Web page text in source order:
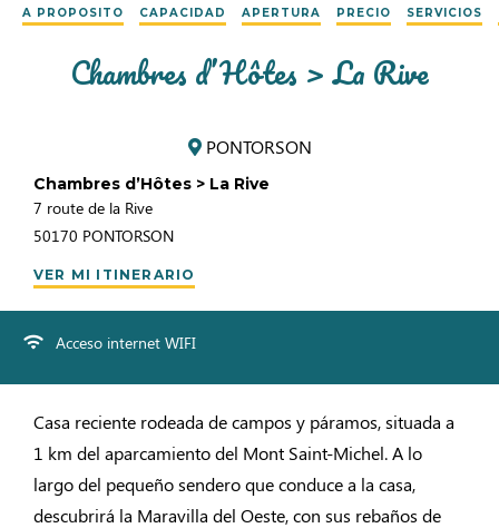
A PROPOSITO CAPACIDAD APERTURA PRECIO SERVICIOS
Chambres d’Hôtes > La Rive
PONTORSON
Chambres d’Hôtes > La Rive
7 route de la Rive
50170 PONTORSON
VER MI ITINERARIO
Acceso internet WIFI
Casa reciente rodeada de campos y páramos, situada a
1 km del aparcamiento del Mont Saint-Michel. A lo
largo del pequeño sendero que conduce a la casa,
descubrirá la Maravilla del Oeste, con sus rebaños de